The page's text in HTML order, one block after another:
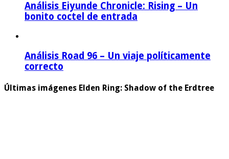
Análisis Eiyunde Chronicle: Rising – Un
bonito coctel de entrada
Análisis Road 96 – Un viaje políticamente
correcto
Últimas imágenes Elden Ring: Shadow of the Erdtree